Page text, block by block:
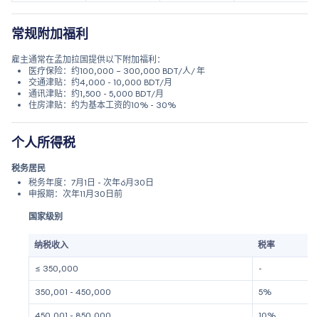
常规附加福利
雇主通常在孟加拉国提供以下附加福利：
医疗保险：约100,000 – 300,000 BDT/人/ 年
交通津贴：约4,000 - 10,000 BDT/月
通讯津贴：约1,500 - 5,000 BDT/月
住房津贴：约为基本工资的10% - 30%
个人所得税
税务居民
税务年度：7月1日 - 次年6月30日
申报期：次年11月30日前
国家级别
纳税收入 税率
≤ 350,000 -
350,001 - 450,000 5%